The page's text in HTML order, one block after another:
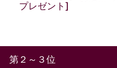
プレゼント]
第２～３位